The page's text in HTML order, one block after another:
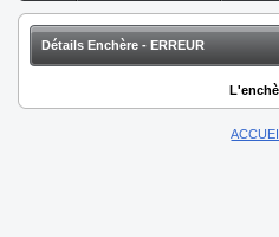
Détails Enchère - ERREUR